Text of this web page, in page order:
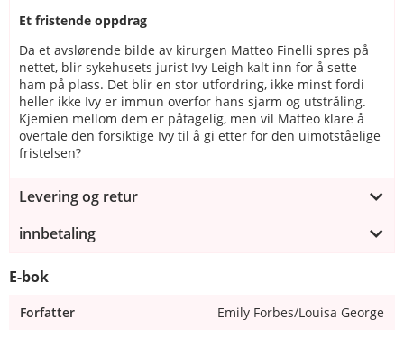
Et fristende oppdrag
Da et avslørende bilde av kirurgen Matteo Finelli spres på
nettet, blir sykehusets jurist Ivy Leigh kalt inn for å sette
ham på plass. Det blir en stor utfordring, ikke minst fordi
heller ikke Ivy er immun overfor hans sjarm og utstråling.
Kjemien mellom dem er påtagelig, men vil Matteo klare å
overtale den forsiktige Ivy til å gi etter for den uimotståelige
fristelsen?
Levering og retur
innbetaling
E-bok
Forfatter Emily Forbes/Louisa George